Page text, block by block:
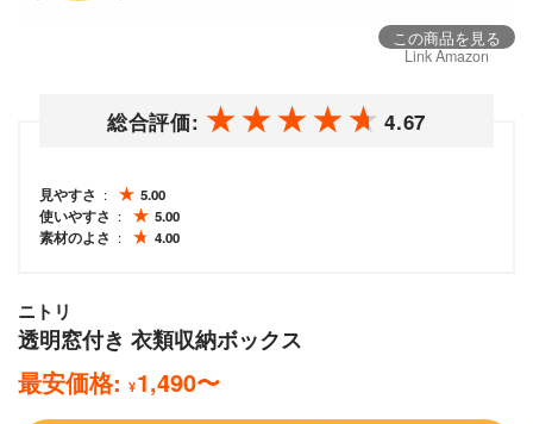
この商品を見る
Link Amazon
総合評価: 4.67
見やすさ
5.00
使いやすさ
5.00
素材のよさ
4.00
ニトリ
透明窓付き 衣類収納ボックス
最安価格: ¥1,490〜